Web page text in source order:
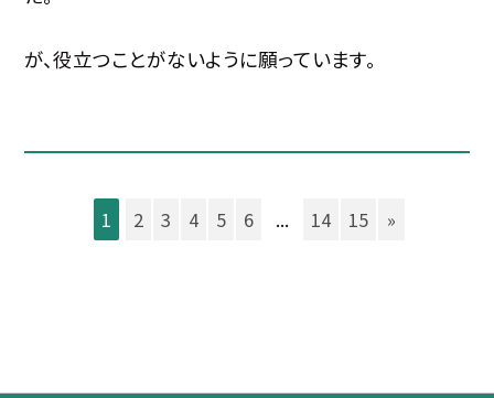
が、役立つことがないように願っています。
1 2 3 4 5 6 ... 14 15 »